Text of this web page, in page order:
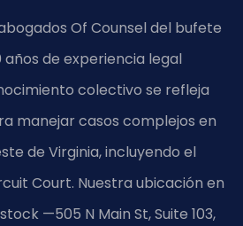
Of Counsel del bufete
de experiencia legal
colectivo se refleja
manejar casos complejos en
de Virginia, incluyendo el
Court. Nuestra ubicación en
—505 N Main St, Suite 103,